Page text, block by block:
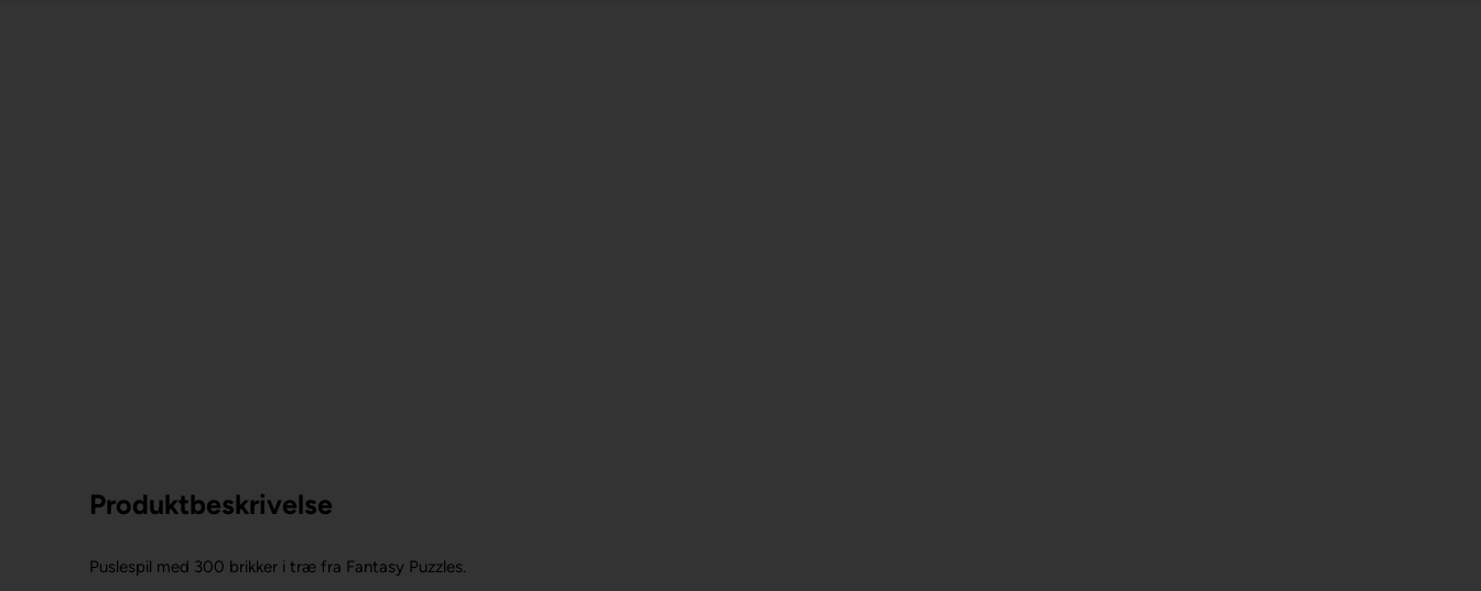
Produktbeskrivelse
Puslespil med 300 brikker i træ fra Fantasy Puzzles.